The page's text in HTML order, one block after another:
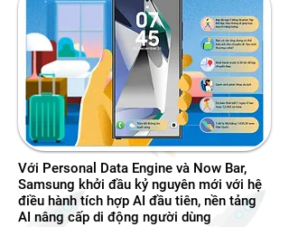
Với Personal Data Engine và Now Bar,
Samsung khởi đầu kỷ nguyên mới với hệ
điều hành tích hợp AI đầu tiên, nền tảng
AI nâng cấp di động người dùng